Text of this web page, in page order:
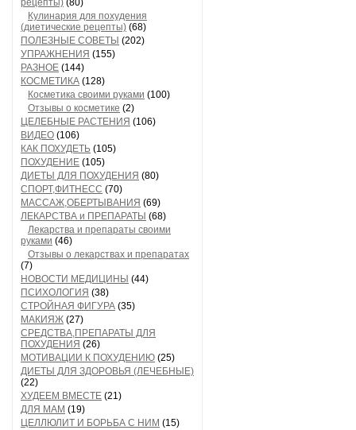
рецепты) (80)
Кулинария для похудения
(диетические рецепты) (68)
ПОЛЕЗНЫЕ СОВЕТЫ (202)
УПРАЖНЕНИЯ (155)
РАЗНОЕ (144)
КОСМЕТИКА (128)
Косметика своими руками (100)
Отзывы о косметике (2)
ЦЕЛЕБНЫЕ РАСТЕНИЯ (106)
ВИДЕО (106)
КАК ПОХУДЕТЬ (105)
ПОХУДЕНИЕ (105)
ДИЕТЫ ДЛЯ ПОХУДЕНИЯ (80)
СПОРТ,ФИТНЕСС (70)
МАССАЖ,ОБЕРТЫВАНИЯ (69)
ЛЕКАРСТВА и ПРЕПАРАТЫ (68)
Лекарства и препараты своими
руками (46)
Отзывы о лекарствах и препаратах
(7)
НОВОСТИ МЕДИЦИНЫ (44)
ПСИХОЛОГИЯ (38)
СТРОЙНАЯ ФИГУРА (35)
МАКИЯЖ (27)
СРЕДСТВА,ПРЕПАРАТЫ ДЛЯ
ПОХУДЕНИЯ (26)
МОТИВАЦИИ К ПОХУДЕНИЮ (25)
ДИЕТЫ ДЛЯ ЗДОРОВЬЯ (ЛЕЧЕБНЫЕ)
(22)
ХУДЕЕМ ВМЕСТЕ (21)
ДЛЯ МАМ (19)
ЦЕЛЛЮЛИТ И БОРЬБА С НИМ (15)